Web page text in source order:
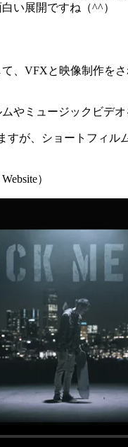
い展開ですね（^^）
、VFXと映像制作を
やミュージックビデオ
すが、ショートフィ
）